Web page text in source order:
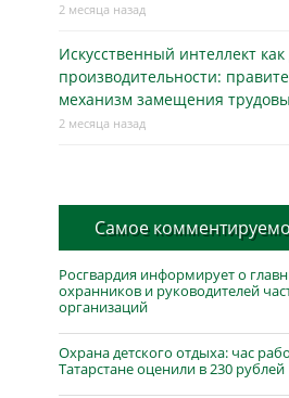
2 месяца назад
Искусственный интеллект
производительности:
механизм замещения
2 месяца назад
Самое
Росгвардия информирует о
охранников и руководителей
организаций
Охрана детского отдыха: час
Татарстане оценили в 230 рублей